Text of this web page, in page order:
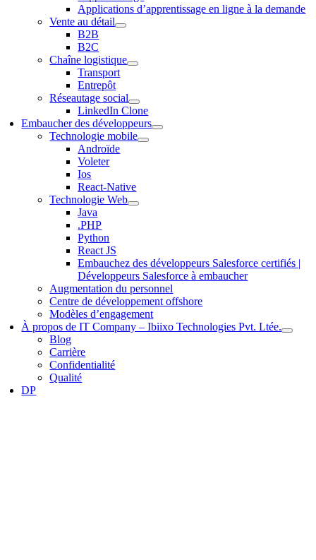
Applications d’apprentissage en ligne à la demande
Vente au détail
B2B
B2C
Chaîne logistique
Transport
Entrepôt
Réseautage social
LinkedIn Clone
Embaucher des développeurs
Technologie mobile
Androïde
Voleter
Ios
React-Native
Technologie Web
Java
.PHP
Python
React JS
Embauchez des développeurs Salesforce certifiés |
Développeurs Salesforce à embaucher
Augmentation du personnel
Centre de développement offshore
Modèles d’engagement
À propos de IT Company – Ibiixo Technologies Pvt. Ltée.
Blog
Carrière
Confidentialité
Qualité
DP